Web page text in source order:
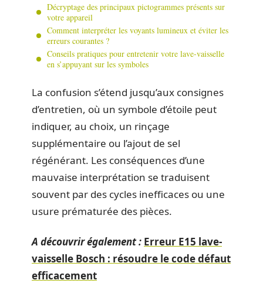
Décryptage des principaux pictogrammes présents sur
votre appareil
Comment interpréter les voyants lumineux et éviter les
erreurs courantes ?
Conseils pratiques pour entretenir votre lave-vaisselle
en s’appuyant sur les symboles
La confusion s’étend jusqu’aux consignes
d’entretien, où un symbole d’étoile peut
indiquer, au choix, un rinçage
supplémentaire ou l’ajout de sel
régénérant. Les conséquences d’une
mauvaise interprétation se traduisent
souvent par des cycles inefficaces ou une
usure prématurée des pièces.
A découvrir également : Erreur E15 lave-
vaisselle Bosch : résoudre le code défaut
efficacement